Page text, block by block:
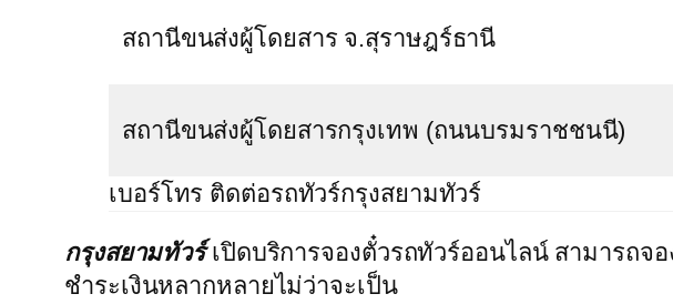
สถานีขนส่งผู้โดยสาร จ.สุราษฎร์ธานี
สถานีขนส่งผู้โดยสารกรุงเทพ (ถนนบรมราชชนนี)
เบอร์โทร ติดต่อรถทัวร์กรุงสยามทัวร์
กรุงสยามทัวร์ เปิดบริการจองตั๋วรถทัวร์ออนไลน์ สามารถจ
ชำระเงินหลากหลายไม่ว่าจะเป็น